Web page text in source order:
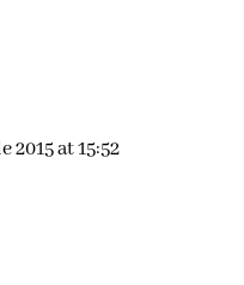
2015 at 15:52